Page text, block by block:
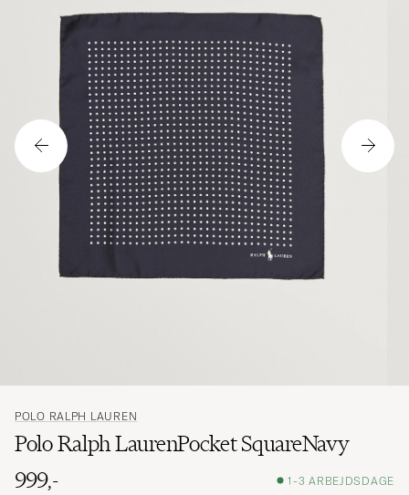
POLO RALPH LAUREN
Polo Ralph LaurenPocket SquareNavy
999,-
1-3 ARBEJDSDAGE